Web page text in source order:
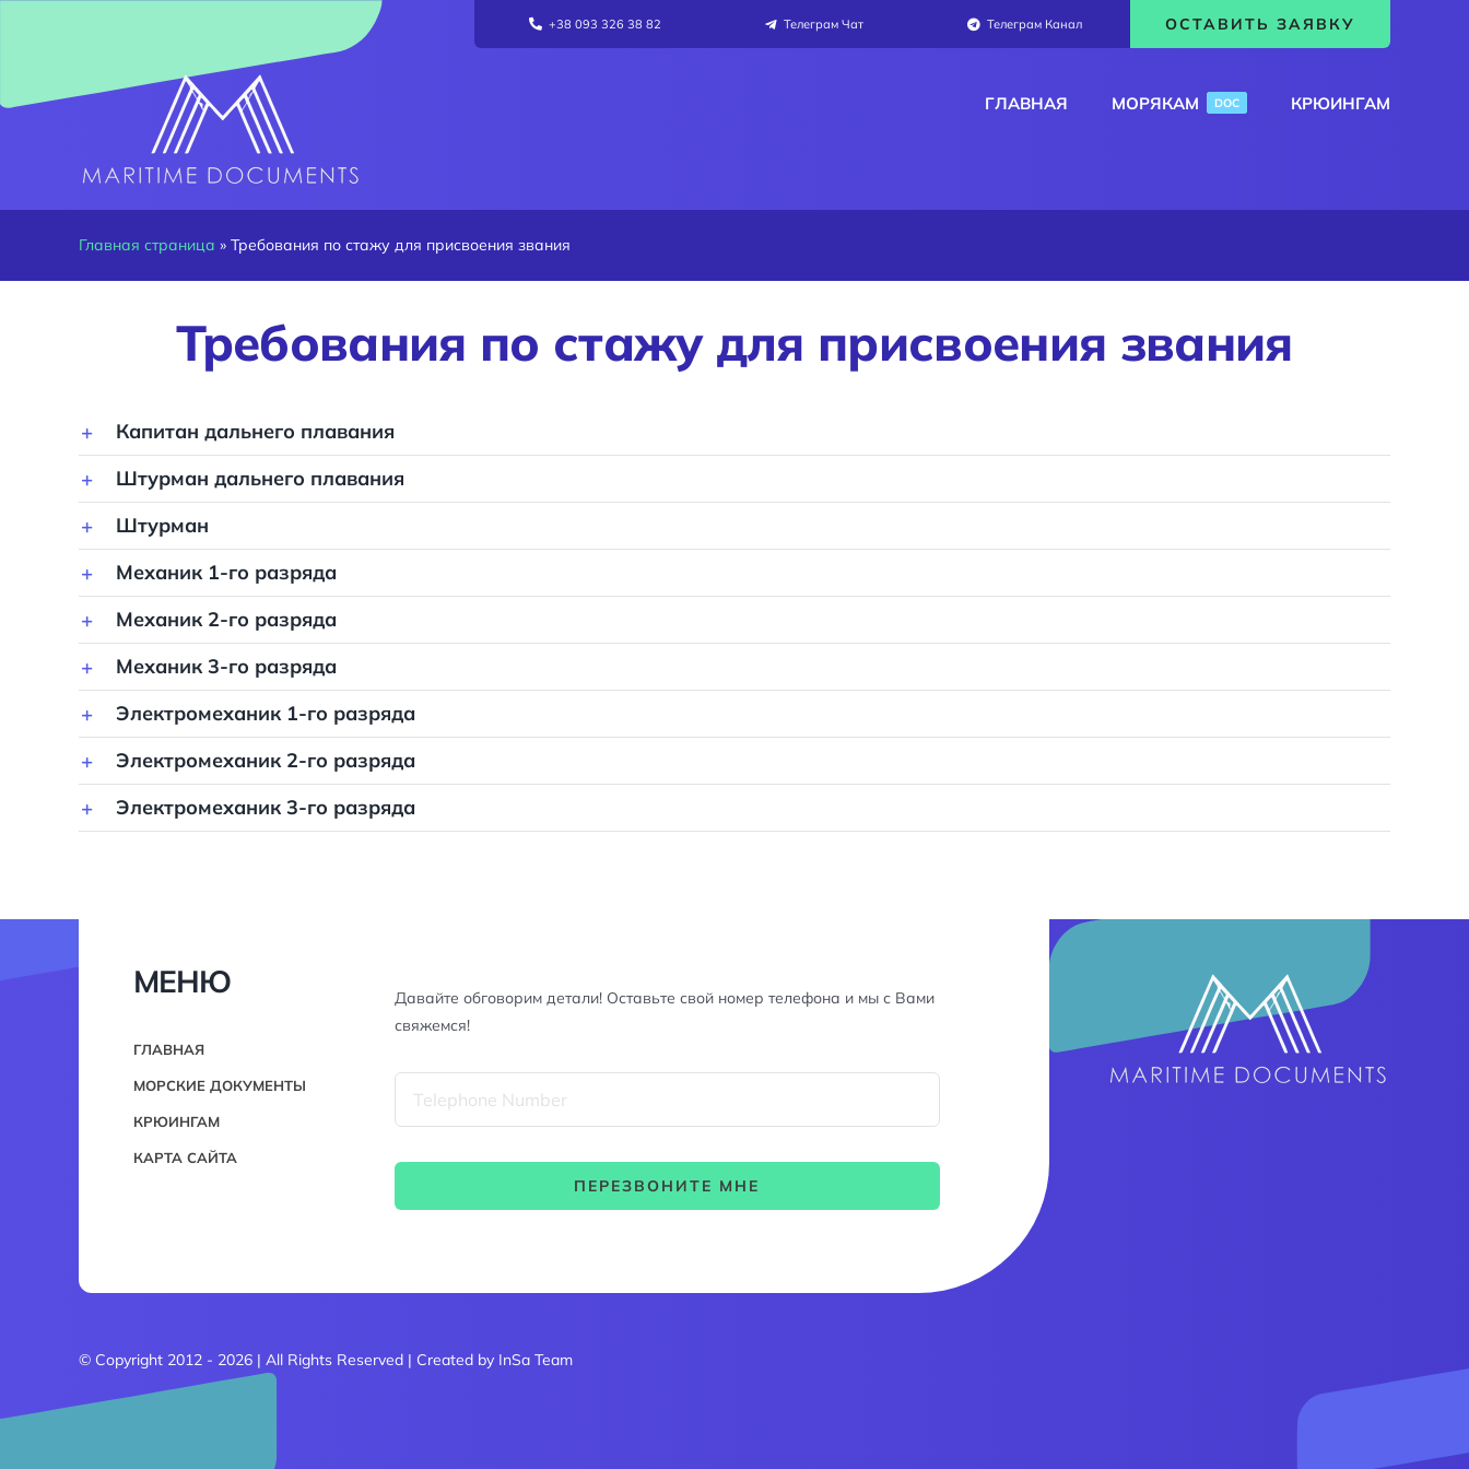
+38 093 326 38 82 Телеграм Чат Телеграм Канал ОСТАВИТЬ ЗАЯВКУ
ГЛАВНАЯ МОРЯКАМ DOC КРЮИНГАМ
Главная страница » Требования по стажу для присвоения звания
Требования по стажу для присвоения звания
Капитан дальнего плавания
Штурман дальнего плавания
Штурман
Механик 1-го разряда
Механик 2-го разряда
Механик 3-го разряда
Электромеханик 1-го разряда
Электромеханик 2-го разряда
Электромеханик 3-го разряда
МЕНЮ
ГЛАВНАЯ
МОРСКИЕ ДОКУМЕНТЫ
КРЮИНГАМ
КАРТА САЙТА
Давайте обговорим детали! Оставьте свой номер телефона и мы с Вами
свяжемся!
ПЕРЕЗВОНИТЕ МНЕ
© Copyright 2012 - 2026 | All Rights Reserved | Created by InSa Team